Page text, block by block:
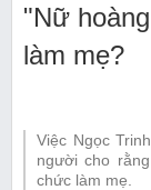
"Nữ
làm mẹ?
Việc Ngọc
người cho
chức làm mẹ.